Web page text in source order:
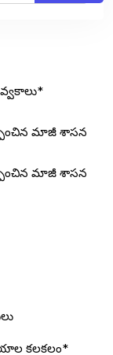
మాజీ శాసన
మాజీ శాసన
కలకలం*